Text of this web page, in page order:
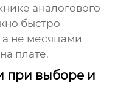
аналогового
быстро
а не месяцами
плате.
при выборе и